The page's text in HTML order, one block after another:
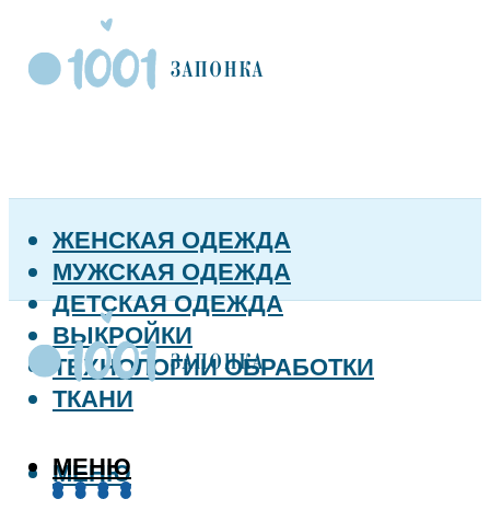
ЖЕНСКАЯ ОДЕЖДА
МУЖСКАЯ ОДЕЖДА
ДЕТСКАЯ ОДЕЖДА
ВЫКРОЙКИ
ТЕХНОЛОГИИ ОБРАБОТКИ
ТКАНИ
МЕНЮ
МЕНЮ